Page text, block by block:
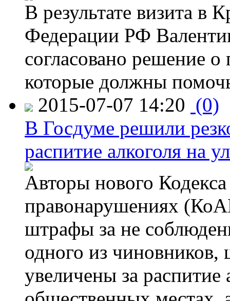
В результате визита в
Федерации РФ
согласовано решение
которые должны
2015-07-07 14:20 (0)
В Госдуме решили
распитие алкоголя на
Авторы нового
правонарушениях
штрафы за не
одного из
увеличены за распитие